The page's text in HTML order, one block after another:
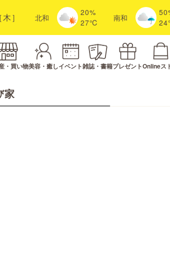
］ 北和
20%
27℃
南和
・買い物美容・癒しイベント雑誌・書籍プレゼントOnlineス
家